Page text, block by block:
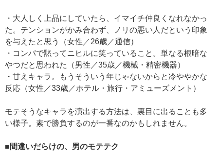
・大人しく上品にしていたら、イマイチ仲良くなれなかっ
た。テンションがかみ合わず、ノリの悪い人だという印象
を与えたと思う（女性／26歳／通信）
・コンパで黙ってニヒルに笑っていること。単なる根暗な
やつだと思われた（男性／35歳／機械・精密機器）
・甘えキャラ。もうそういう年じゃないからと冷ややかな
反応（女性／33歳／ホテル・旅行・アミューズメント）
モテそうなキャラを演出する方法は、裏目に出ることも多
い様子。素で勝負するのが一番なのかもしれません。
■間違いだらけの、男のモテテク